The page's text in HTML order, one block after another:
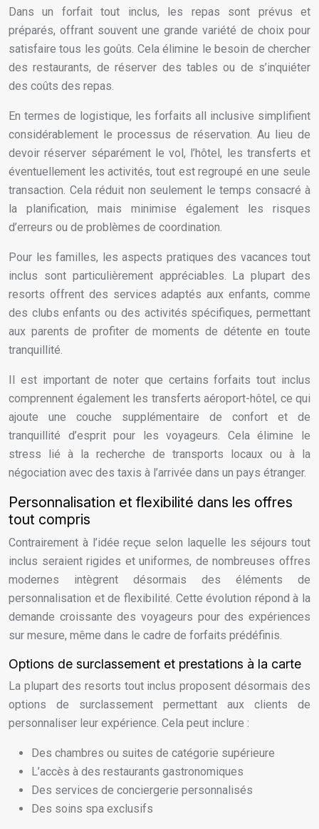
Dans un forfait tout inclus, les repas sont prévus et
préparés, offrant souvent une grande variété de choix pour
satisfaire tous les goûts. Cela élimine le besoin de chercher
des restaurants, de réserver des tables ou de s’inquiéter
des coûts des repas.
En termes de logistique, les forfaits all inclusive simplifient
considérablement le processus de réservation. Au lieu de
devoir réserver séparément le vol, l’hôtel, les transferts et
éventuellement les activités, tout est regroupé en une seule
transaction. Cela réduit non seulement le temps consacré à
la planification, mais minimise également les risques
d’erreurs ou de problèmes de coordination.
Pour les familles, les aspects pratiques des vacances tout
inclus sont particulièrement appréciables. La plupart des
resorts offrent des services adaptés aux enfants, comme
des clubs enfants ou des activités spécifiques, permettant
aux parents de profiter de moments de détente en toute
tranquillité.
Il est important de noter que certains forfaits tout inclus
comprennent également les transferts aéroport-hôtel, ce qui
ajoute une couche supplémentaire de confort et de
tranquillité d’esprit pour les voyageurs. Cela élimine le
stress lié à la recherche de transports locaux ou à la
négociation avec des taxis à l’arrivée dans un pays étranger.
Personnalisation et flexibilité dans les offres
tout compris
Contrairement à l’idée reçue selon laquelle les séjours tout
inclus seraient rigides et uniformes, de nombreuses offres
modernes intègrent désormais des éléments de
personnalisation et de flexibilité. Cette évolution répond à la
demande croissante des voyageurs pour des expériences
sur mesure, même dans le cadre de forfaits prédéfinis.
Options de surclassement et prestations à la carte
La plupart des resorts tout inclus proposent désormais des
options de surclassement permettant aux clients de
personnaliser leur expérience. Cela peut inclure :
Des chambres ou suites de catégorie supérieure
L’accès à des restaurants gastronomiques
Des services de conciergerie personnalisés
Des soins spa exclusifs